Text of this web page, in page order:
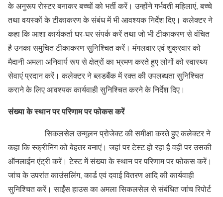
के अनुरूप रोस्टर बनाकर बच्चों को भर्ती करें। उन्होंने गर्भवती महिलाएं, बच्चे
तथा वयस्कों के टीकाकरण के संबंध में भी आवश्यक निर्देश दिए। कलेक्टर ने
कहा कि आशा कार्यकर्ता घर-घर संपर्क करें तथा जो भी टीकाकरण से वंचित
है उनका समुचित टीकाकरण सुनिश्चित करें। मंगलवार एवं शुक्रवार को
मैदानी अमला अनिवार्य रूप से क्षेत्रों का भ्रमण करते हुए लोगों को स्वास्थ्य
सेवाएं प्रदान करें। कलेक्टर ने ब्लडबैंक में रक्त की उपलब्धता सुनिश्चित
कराने के लिए आवश्यक कार्यवाही सुनिश्चित करने के निर्देश दिए।
संख्या के स्थान पर परिणाम पर फोकस करें
सिकलसेल उन्मूलन प्रोजेक्ट की समीक्षा करते हुए कलेक्टर ने
कहा कि स्क्रीनिंग को बेहतर बनाएं। जहां पर टेस्ट हो रहा है वहीं पर उसकी
ऑनलाईन एंट्री करें। टेस्ट में संख्या के स्थान पर परिणाम पर फोकस करें।
जांच के उपरांत काउंसलिंग, कार्ड एवं दवाई वितरण आदि की कार्यवाही
सुनिश्चित करें। साईंस हाउस का अमला सिकलसेल से संबंधित जांच रिपोर्ट